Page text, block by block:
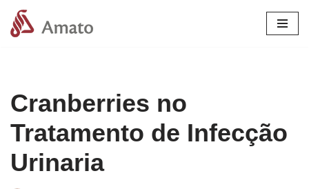
Pular
Cranberries no
Tratamento de Infecção
Urinaria